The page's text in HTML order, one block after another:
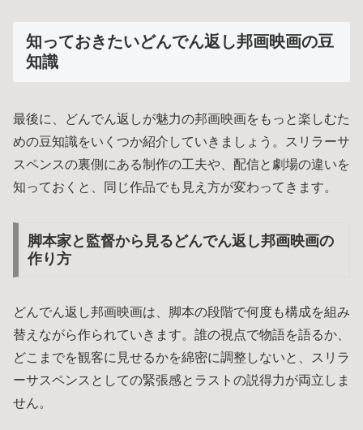
知っておきたいどんでん返し邦画映画の豆
知識
最後に、どんでん返しが魅力の邦画映画をもっと楽しむた
めの豆知識をいくつか紹介していきましょう。スリラーサ
スペンスの裏側にある制作の工夫や、配信と劇場の違いを
知っておくと、同じ作品でも見え方が変わってきます。
脚本家と監督から見るどんでん返し邦画映画の
作り方
どんでん返し邦画映画は、脚本の段階で何度も構成を組み
替えながら作られていきます。誰の視点で物語を語るか、
どこまでを観客に見せるかを綿密に調整しないと、スリラ
ーサスペンスとしての緊張感とラストの説得力が両立しま
せん。